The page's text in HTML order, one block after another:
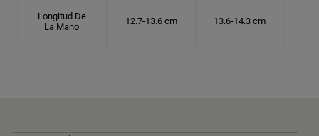
Longitud De
La Mano
12.7-13.6 cm 13.6-14.3 cm